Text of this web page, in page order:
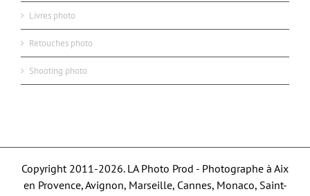
Livres photo
Retouches photo
Shooting photo
Copyright 2011-2026. LA Photo Prod - Photographe à Aix
en Provence, Avignon, Marseille, Cannes, Monaco, Saint-